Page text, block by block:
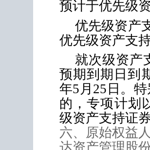
预计于优先级
优先级资产
优先级资产支
就次级资产
预期到期日到
年5 月 25 日。
的，专项计划
级资产支持证
六、原始权益